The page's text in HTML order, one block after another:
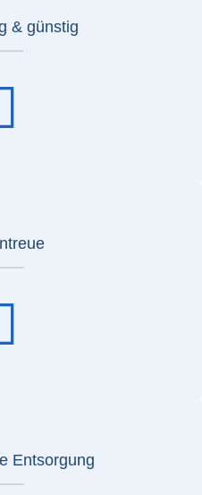
& günstig
Entsorgung